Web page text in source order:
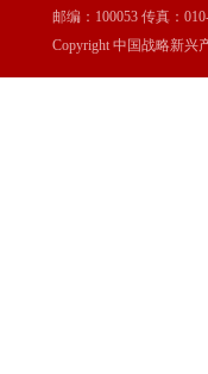
邮编：100053 传真：
Copyright 中国战略新兴